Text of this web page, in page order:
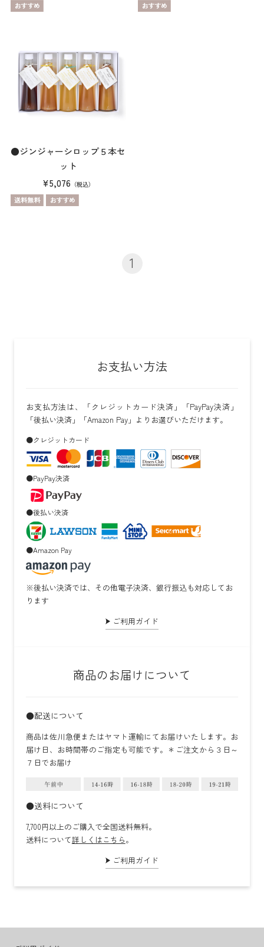
●ジンジャーシロップ５本セ
ット
¥5,076 （税込）
1
お支払い方法
お支払方法は、「クレジットカード決済」「PayPay決済」
「後払い決済」「Amazon Pay」よりお選びいただけます。
●クレジットカード
●PayPay決済
●後払い決済
●Amazon Pay
※後払い決済では、その他電子決済、銀行振込も対応してお
ります
ご利用ガイド
商品のお届けについて
●配送について
商品は佐川急便またはヤマト運輸にてお届けいたします。お
届け日、お時間帯のご指定も可能です。＊ご注文から３日～
７日でお届け
●送料について
7,700円以上のご購入で全国送料無料。
送料について詳しくはこちら。
ご利用ガイド